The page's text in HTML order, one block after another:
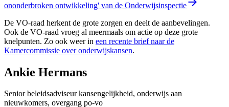
ononderbroken ontwikkeling' van de Onderwijsinspectie
De VO-raad herkent de grote zorgen en deelt de aanbevelingen.
Ook de VO-raad vroeg al meermaals om actie op deze grote
knelpunten. Zo ook weer in een recente brief naar de
Kamercommissie over onderwijskansen.
Ankie Hermans
Senior beleidsadviseur kansengelijkheid, onderwijs aan
nieuwkomers, overgang po-vo